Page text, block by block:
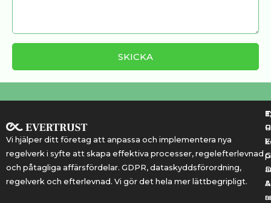
Vi hjälper ditt företag att anpassa och implementera nya
regelverk i syfte att skapa effektiva processer, regelefterlevnad
och påtagliga affärsfördelar. GDPR, dataskyddsförordning,
regelverk och efterlevnad. Vi gör det hela mer lättbegripligt.
&